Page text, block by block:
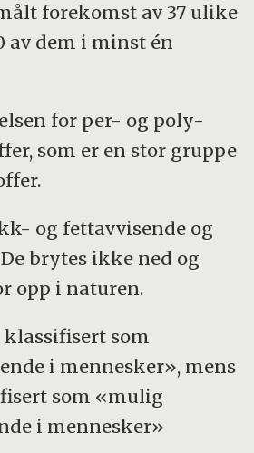
forekomst av 37 ulike
av dem i minst én
for per- og poly-
som er en stor gruppe
og fettavvisende og
brytes ikke ned og
opp i naturen.
klassifisert som
i mennesker», mens
som «mulig
i mennesker»